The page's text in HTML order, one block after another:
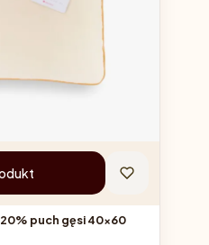
puch gęsi 40x60